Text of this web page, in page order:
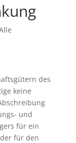
des
keine
und
für ein
für den